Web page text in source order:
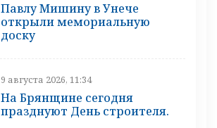
Павлу Мишину в Унече
открыли мемориальную
доску
9 августа 2026, 11:34
На Брянщине сегодня
празднуют День строителя.